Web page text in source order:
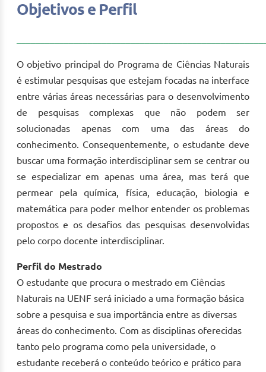
Objetivos e Perfil
O objetivo principal do Programa de Ciências Naturais
é estimular pesquisas que estejam focadas na interface
entre várias áreas necessárias para o desenvolvimento
de pesquisas complexas que não podem ser
solucionadas apenas com uma das áreas do
conhecimento. Consequentemente, o estudante deve
buscar uma formação interdisciplinar sem se centrar ou
se especializar em apenas uma área, mas terá que
permear pela química, física, educação, biologia e
matemática para poder melhor entender os problemas
propostos e os desafios das pesquisas desenvolvidas
pelo corpo docente interdisciplinar.
Perfil do Mestrado
O estudante que procura o mestrado em Ciências
Naturais na UENF será iniciado a uma formação básica
sobre a pesquisa e sua importância entre as diversas
áreas do conhecimento. Com as disciplinas oferecidas
tanto pelo programa como pela universidade, o
estudante receberá o conteúdo teórico e prático para